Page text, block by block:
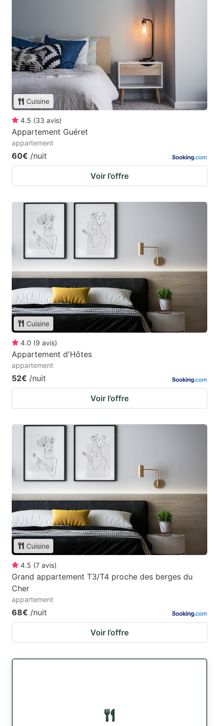
Cuisine
4.5 (33 avis)
Appartement Guéret
appartement
60€ /nuit
Voir l’offre
Cuisine
4.0 (9 avis)
Appartement d'Hôtes
appartement
52€ /nuit
Voir l’offre
Cuisine
4.5 (7 avis)
Grand appartement T3/T4 proche des berges du
Cher
appartement
68€ /nuit
Voir l’offre